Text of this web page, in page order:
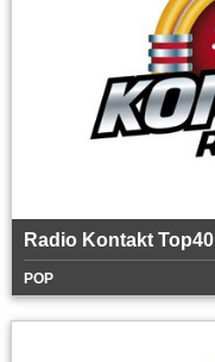
Radio Kontakt Top40
POP